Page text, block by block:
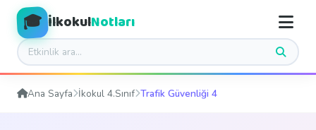
🎓 İlkokulNotları
Ana Sayfa İkokul 4.Sınıf Trafik Güvenliği 4